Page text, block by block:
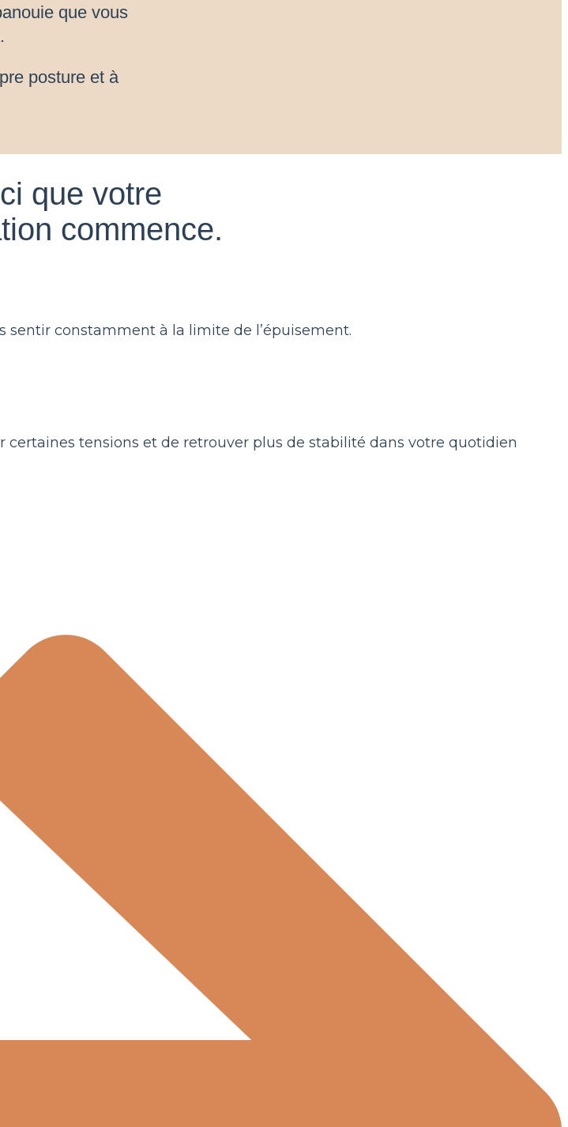
que vous
posture et à
que votre
commence.
sentir constamment à la limite de l’épuisement.
certaines tensions et de retrouver plus de stabilité dans votre quotidien